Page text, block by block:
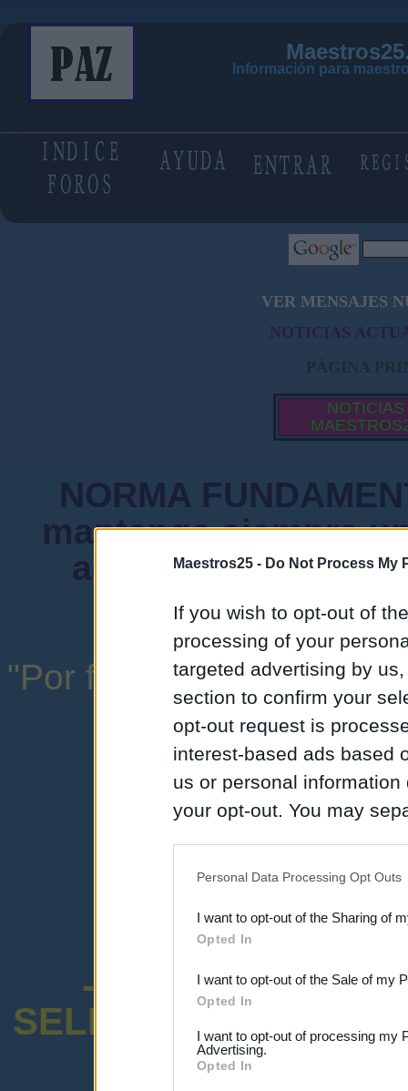
Maestros25 - Do Not Process My
If you wish to opt-out of
processing of your
targeted advertising by
section to confirm your
opt-out request is
interest-based ads based
us or personal
your opt-out. You may
Downstream Participants
third parties.
Personal Data Processing Opt Outs
I want to opt-out of the Sharing of
Opted In
I want to opt-out of the Sale of my
Opted In
I want to opt-out of processing my
Advertising.
Opted In
Información para
VER MENSAJES
NOTICIAS
PÁGINA
NOTICIAS
NORMA
mantenga siempre
admiten mensajes
instituciones
"Por favor, no abuse de
una expresión
-ENCUESTA
SELECTIVO